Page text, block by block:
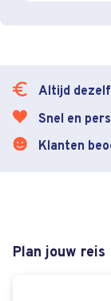
Altijd
Snel en
Klanten
Plan jouw reis